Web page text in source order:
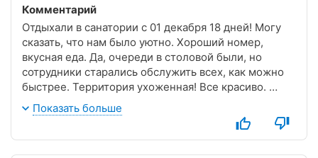
Комментарий
Отдыхали в санатории с 01 декабря 18 дней! Могу
сказать, что нам было уютно. Хороший номер,
вкусная еда. Да, очереди в столовой были, но
сотрудники старались обслужить всех, как можно
быстрее. Территория ухоженная! Все красиво.
Уборка номеров отличная. Мы жили в 4 корпусе на
3 этаже. Хороший бассейн! Но хочу предупредить
людей у которых проблемы с ногами. Много
Показать больше